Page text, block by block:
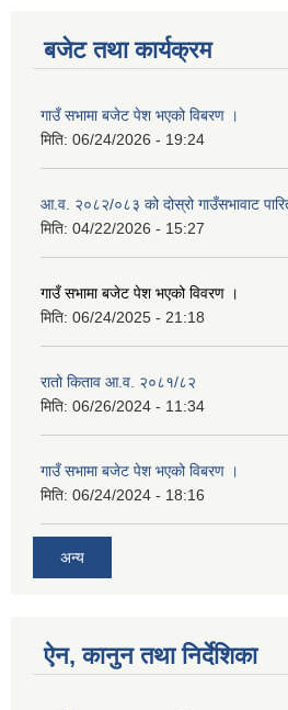
बजेट तथा कार्यक्रम
गाउँ सभामा बजेट पेश भएको विबरण ।
मिति: 06/24/2026 - 19:24
आ.व. २०८२/०८३ को दोस्रो गाउँसभावाट
मिति: 04/22/2026 - 15:27
गाउँ सभामा बजेट पेश भएको विवरण ।
मिति: 06/24/2025 - 21:18
रातो किताव आ.व. २०८१/८२
मिति: 06/26/2024 - 11:34
गाउँ सभामा बजेट पेश भएको विबरण ।
मिति: 06/24/2024 - 18:16
अन्य
ऐन, कानुन तथा निर्देशिका